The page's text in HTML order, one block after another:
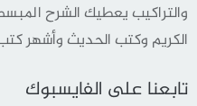
والتراكيب يعطيك الشرح
الكريم وكتب الحديث وأشهر
تابعنا على الفايسبوك